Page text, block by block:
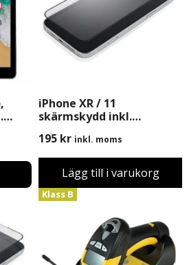
iPhone XR / 11
skärmskydd inkl.
195 kr inkl. moms
Lägg till i varukorg
Klass B